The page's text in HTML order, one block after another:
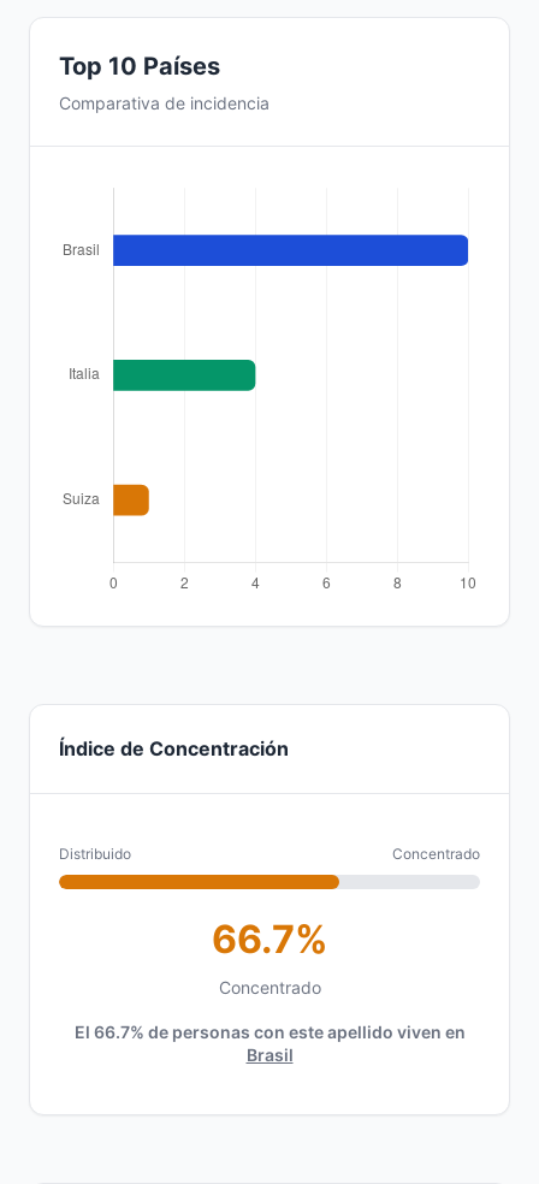
Top 10 Países
Comparativa de incidencia
Índice de Concentración
Distribuido Concentrado
66.7%
Concentrado
El 66.7% de personas con este apellido viven en
Brasil